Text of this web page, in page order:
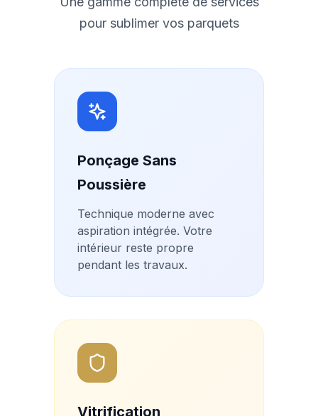
pour sublimer vos parquets
Ponçage Sans
Poussière
Technique moderne avec
aspiration intégrée. Votre
intérieur reste propre
pendant les travaux.
Vitrification